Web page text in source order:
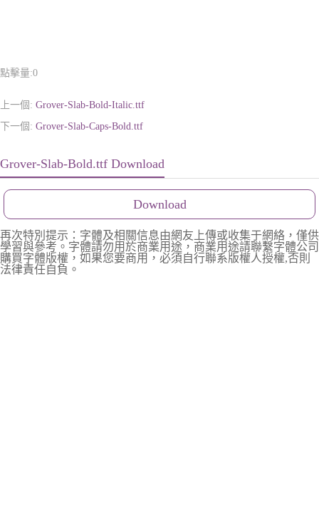
點擊量:0
上一個: Grover-Slab-Bold-Italic.ttf
下一個: Grover-Slab-Caps-Bold.ttf
Grover-Slab-Bold.ttf Download
Download
再次特別提示：字體及相關信息由網友上傳或收集于網絡，僅供
學習與參考。字體請勿用於商業用途，商業用途請聯繫字體公司
購買字體版權，如果您要商用，必須自行聯系版權人授權,否則
法律責任自負。